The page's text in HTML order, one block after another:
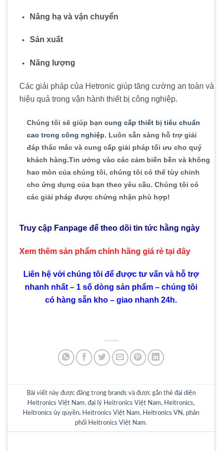
Nâng hạ và vận chuyển
Sản xuất​
Năng lượng
Các giải pháp của Hetronic giúp tăng cường an toàn và
hiệu quả trong vận hành thiết bị công nghiệp.
Chúng tôi sẽ giúp bạn cung cấp thiết bị tiêu chuẩn
cao trong công nghiệp. Luôn sẵn sàng hỗ trợ giải
đáp thắc mắc và cung cấp giải pháp tối ưu cho quý
khách hàng.Tin ưởng vào các cảm biến bền và không
hao mòn của chúng tôi, chúng tôi có thể tùy chỉnh
cho ứng dụng của bạn theo yêu cầu. Chúng tôi có
các giải pháp được chứng nhận phù hợp!
Truy cập Fanpage để theo dõi tin tức hằng ngày
Xem thêm sản phẩm chính hãng giá rẻ tại đây
Liên hệ với chúng tôi để được tư vấn và hỗ trợ
nhanh nhất – 1 số dòng sản phẩm – chúng tôi
có hàng sẵn kho – giao nhanh 24h.
Bài viết này được đăng trong brands và được gắn thẻ đại diện
Heitronics Việt Nam, đại lý Heitronics Việt Nam, Heitronics,
Heitronics ủy quyền, Heitronics Việt Nam, Heitronics VN , phân
phối Heitronics Việt Nam.